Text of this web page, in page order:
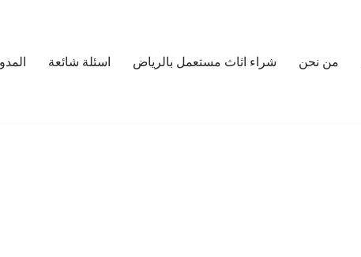
من نحن شراء اثاث مستعمل بالرياض اسئلة شائعة